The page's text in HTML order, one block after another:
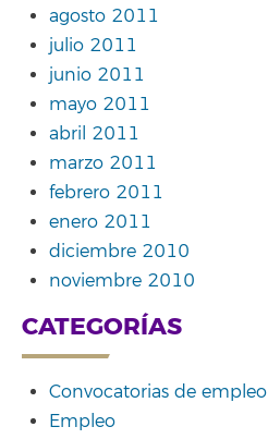
agosto 2011
julio 2011
junio 2011
mayo 2011
abril 2011
marzo 2011
febrero 2011
enero 2011
diciembre 2010
noviembre 2010
CATEGORÍAS
Convocatorias de empleo
Empleo